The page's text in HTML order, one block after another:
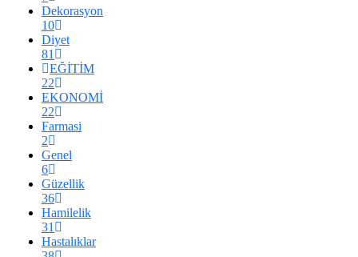
Dekorasyon
10
Diyet
81
EĞİTİM
22
EKONOMİ
22
Farmasi
2
Genel
6
Güzellik
36
Hamilelik
31
Hastalıklar